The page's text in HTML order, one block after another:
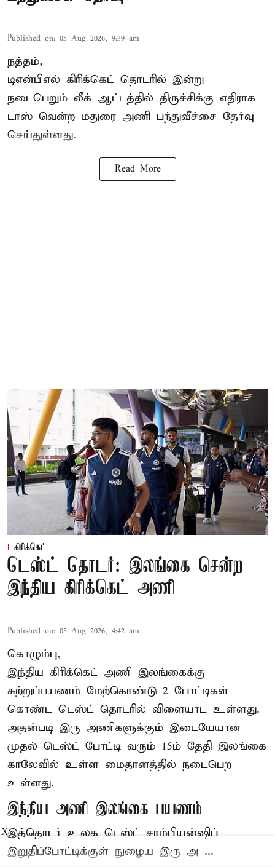
Published on: 05 Aug 2026, 9:39 am
நத்தம்,
டிஎன்பிஎல் கிரிக்கெட் தொடரில் இன்று
நடைபெறும் லீக் ஆட்டத்தில் திருச்சிக்கு எதிராக
டாஸ் வென்ற மதுரை அணி பந்துவீச்சை தேர்வு
செய்துள்ளது.
Read More
கிரிக்கெட்
டெஸ்ட் தொடர்: இலங்கை சென்ற
இந்திய கிரிக்கெட் அணி
Published on: 05 Aug 2026, 4:42 am
கொழும்பு,
இந்திய கிரிக்கெட் அணி இலங்கைக்கு
சுற்றுப்பயணம் மேற்கொண்டு 2 போட்டிகள்
கொண்ட டெஸ்ட் தொடரில் விளையாட உள்ளது.
அதன்படி இரு அணிகளுக்கும் இடையேயான
முதல் டெஸ்ட் போட்டி வரும் 15ம் தேதி இலங்கை
காலேவில் உள்ள மைதானத்தில் நடைபெற
உள்ளது.
இந்திய அணி இலங்கை பயணம்
இத்தொடர் உலக டெஸ்ட் சாம்பியன்ஷிப்
இறுதிப்போட்டிக்குள் நுழைய இரு அ ...
X